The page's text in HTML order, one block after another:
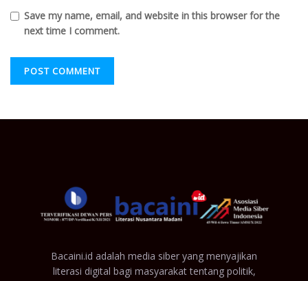
Save my name, email, and website in this browser for the
next time I comment.
Bacaini.id adalah media siber yang menyajikan
literasi digital bagi masyarakat tentang politik,